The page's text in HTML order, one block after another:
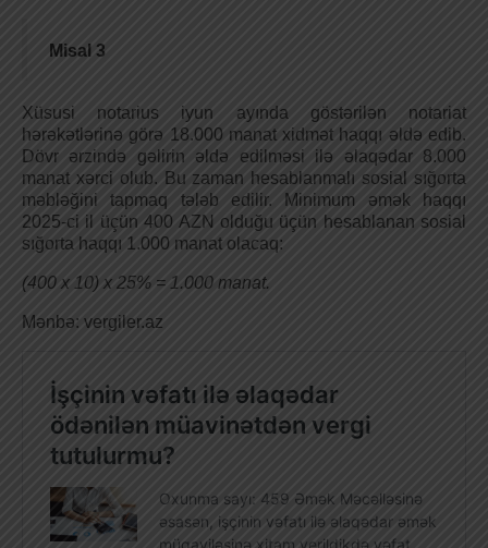
Misal 3
Xüsusi notarius iyun ayında göstərilən notariat
hərəkətlərinə görə 18.000 manat xidmət haqqı əldə edib.
Dövr ərzində gəlirin əldə edilməsi ilə əlaqədar 8.000
manat xərci olub. Bu zaman hesablanmalı sosial sığorta
məbləğini tapmaq tələb edilir. Minimum əmək haqqı
2025-ci il üçün 400 AZN olduğu üçün hesablanan sosial
sığorta haqqı 1.000 manat olacaq:
(400 x 10) x 25% = 1.000 manat.
Mənbə: vergiler.az